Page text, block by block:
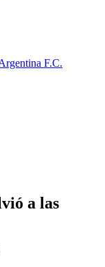
a las